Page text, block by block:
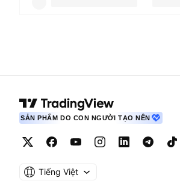
SẢN PHẨM DO CON NGƯỜI TẠO NÊN
Tiếng Việt